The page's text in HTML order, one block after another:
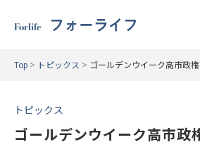
Forlife フォーライフ
Top > トピックス > ゴールデンウイーク高市政
トピックス
ゴールデンウイーク高市政